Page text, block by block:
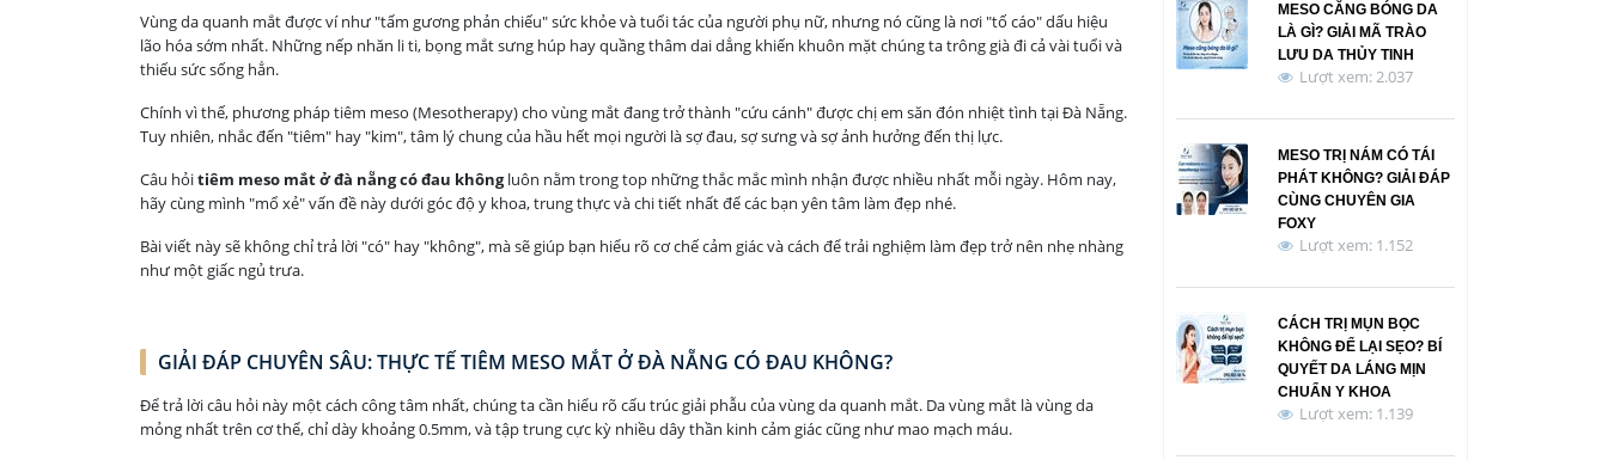
Vùng da quanh mắt được ví như "tấm gương phản chiếu" sức khỏe và tuổi tác của người phụ nữ, nhưng nó cũng là nơi "tố cáo" dấu hiệu
lão hóa sớm nhất. Những nếp nhăn li ti, bọng mắt sưng húp hay quầng thâm dai dẳng khiến khuôn mặt chúng ta trông già đi cả vài tuổi và
thiếu sức sống hẳn.
Chính vì thế, phương pháp tiêm meso (Mesotherapy) cho vùng mắt đang trở thành "cứu cánh" được chị em săn đón nhiệt tình tại Đà Nẵng.
Tuy nhiên, nhắc đến "tiêm" hay "kim", tâm lý chung của hầu hết mọi người là sợ đau, sợ sưng và sợ ảnh hưởng đến thị lực.
Câu hỏitiêm meso mắt ở đà nẵng có đau khôngluôn nằm trong top những thắc mắc mình nhận được nhiều nhất mỗi ngày. Hôm nay,
hãy cùng mình "mổ xẻ" vấn đề này dưới góc độ y khoa, trung thực và chi tiết nhất để các bạn yên tâm làm đẹp nhé.
Bài viết này sẽ không chỉ trả lời "có" hay "không", mà sẽ giúp bạn hiểu rõ cơ chế cảm giác và cách để trải nghiệm làm đẹp trở nên nhẹ nhàng
như một giấc ngủ trưa.
GIẢI ĐÁP CHUYÊN SÂU: THỰC TẾ TIÊM MESO MẮT Ở ĐÀ NẴNG CÓ ĐAU KHÔNG?
Để trả lời câu hỏi này một cách công tâm nhất, chúng ta cần hiểu rõ cấu trúc giải phẫu của vùng da quanh mắt. Da vùng mắt là vùng da
mỏng nhất trên cơ thể, chỉ dày khoảng 0.5mm, và tập trung cực kỳ nhiều dây thần kinh cảm giác cũng như mao mạch máu.
MESO CĂNG BÓNG DA
LÀ GÌ? GIẢI MÃ TRÀO
LƯU DA THỦY TINH
Lượt xem: 2.037
MESO TRỊ NÁM CÓ TÁI
PHÁT KHÔNG? GIẢI ĐÁP
CÙNG CHUYÊN GIA
FOXY
Lượt xem: 1.152
CÁCH TRỊ MỤN BỌC
KHÔNG ĐỂ LẠI SẸO? BÍ
QUYẾT DA LÁNG MỊN
CHUẨN Y KHOA
Lượt xem: 1.139